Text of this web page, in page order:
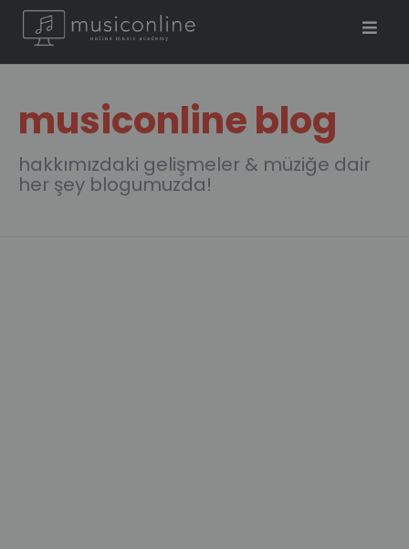
musiconline blog
hakkımızdaki gelişmeler & müziğe dair
her şey blogumuzda!